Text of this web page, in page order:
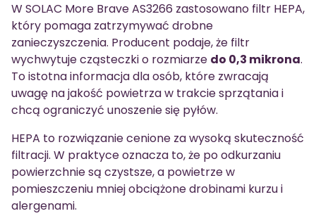
W SOLAC More Brave AS3266 zastosowano filtr HEPA,
który pomaga zatrzymywać drobne
zanieczyszczenia. Producent podaje, że filtr
wychwytuje cząsteczki o rozmiarze do 0,3 mikrona.
To istotna informacja dla osób, które zwracają
uwagę na jakość powietrza w trakcie sprzątania i
chcą ograniczyć unoszenie się pyłów.
HEPA to rozwiązanie cenione za wysoką skuteczność
filtracji. W praktyce oznacza to, że po odkurzaniu
powierzchnie są czystsze, a powietrze w
pomieszczeniu mniej obciążone drobinami kurzu i
alergenami.